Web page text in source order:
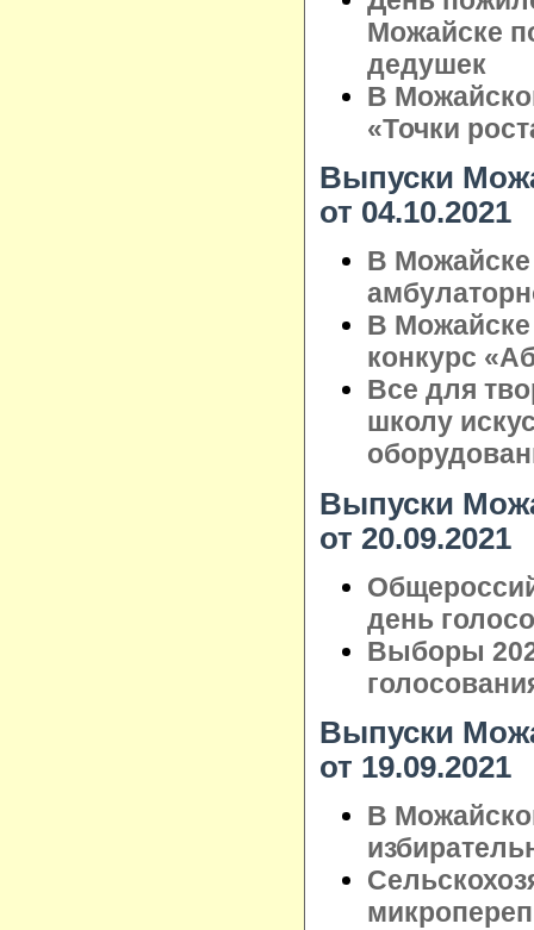
Можайске
дедушек
В
«Точки
Выпуски
от 04.10.2021
В
В Можайске
конкурс
Все для
школу
Выпуски
от 20.09.2021
день
Выборы
Выпуски
от 19.09.2021
В